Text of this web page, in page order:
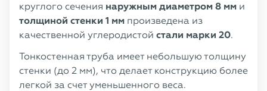
круглого сечения наружным диаметром 8 мм и
толщиной стенки 1 мм произведена из
качественной углеродистой стали марки 20.
Тонкостенная труба имеет небольшую толщину
стенки (до 2 мм), что делает конструкцию более
легкой за счет уменьшенного веса.